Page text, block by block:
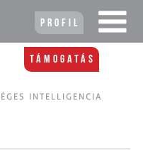
Profil
Támogatás
INTELLIGENCIA